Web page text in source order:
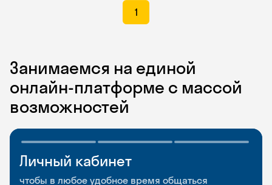
1
Занимаемся на единой
онлайн-платформе с массой
возможностей
Личный кабинет
чтобы в любое удобное время общаться
Мобильное
приложение
Разговорные клубы
и Talks